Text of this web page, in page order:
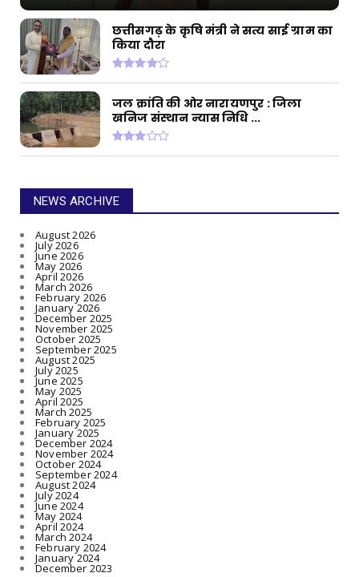
छत्तीसगढ़ के कृषि मंत्री ने सत्य साई ग्राम का
किया दौरा
जल क्रांति की ओर नारायणपुर : जिला
खनिज संस्थान न्यास निधि ...
NEWS ARCHIVE
August 2026
July 2026
June 2026
May 2026
April 2026
March 2026
February 2026
January 2026
December 2025
November 2025
October 2025
September 2025
August 2025
July 2025
June 2025
May 2025
April 2025
March 2025
February 2025
January 2025
December 2024
November 2024
October 2024
September 2024
August 2024
July 2024
June 2024
May 2024
April 2024
March 2024
February 2024
January 2024
December 2023